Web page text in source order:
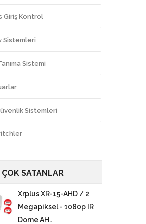
Giriş Kontrol
Sistemleri
Sistemi
Sistemleri
ÇOK SATANLAR
Xrplus XR-15-AHD / 2
Megapiksel - 1080p IR
Dome AH..